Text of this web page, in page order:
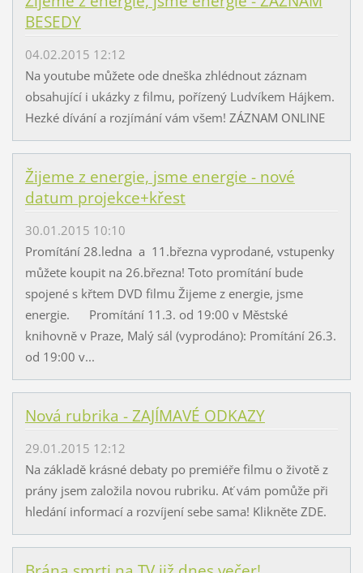
BESEDY
04.02.2015 12:12
Na youtube můžete ode dneška zhlédnout záznam
obsahující i ukázky z filmu, pořízený Ludvíkem Hájkem.
Hezké dívání a rozjímání vám všem! ZÁZNAM ONLINE
Žijeme z energie, jsme energie - nové
datum projekce+křest
30.01.2015 10:10
Promítání 28.ledna a 11.března vyprodané, vstupenky
můžete koupit na 26.března! Toto promítání bude
spojené s křtem DVD filmu Žijeme z energie, jsme
energie. Promítání 11.3. od 19:00 v Městské
knihovně v Praze, Malý sál (vyprodáno): Promítání 26.3.
od 19:00 v...
Nová rubrika - ZAJÍMAVÉ ODKAZY
29.01.2015 12:12
Na základě krásné debaty po premiéře filmu o životě z
prány jsem založila novou rubriku. Ať vám pomůže při
hledání informací a rozvíjení sebe sama! Klikněte ZDE.